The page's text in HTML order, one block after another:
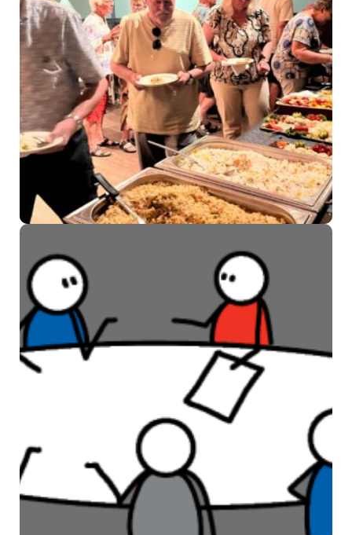
Vrijwilligersdag SWAN
Welzijn en SWO: een dag van
waardering en ontmoeting